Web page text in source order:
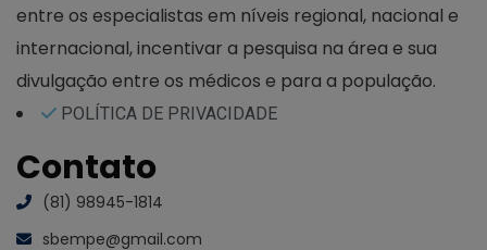
entre os especialistas em níveis regional, nacional e
internacional, incentivar a pesquisa na área e sua
divulgação entre os médicos e para a população.
POLÍTICA DE PRIVACIDADE
Contato
(81) 98945-1814
sbempe@gmail.com